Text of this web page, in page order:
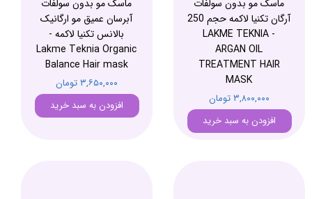
ماسک مو بدون سولفات
آرگان تکنیا لاکمه حجم 250
- LAKME TEKNIA
ARGAN OIL
TREATMENT HAIR
MASK
۳,۸۰۰,۰۰۰ تومان
افزودن به سبد خرید
ماسک مو بدون سولفات
آبرسان عمیق مو ارگانیک
بالانس تکنیا لاکمه -
Lakme Teknia Organic
Balance Hair mask
۳,۶۵۰,۰۰۰ تومان
افزودن به سبد خرید